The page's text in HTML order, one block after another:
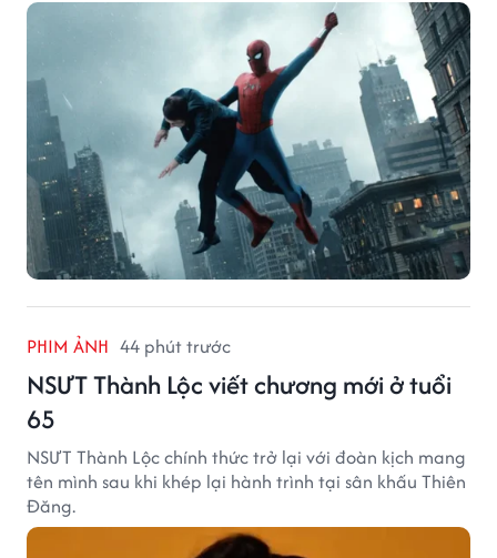
PHIM ẢNH 44 phút trước
NSƯT Thành Lộc viết chương mới ở tuổi
65
NSƯT Thành Lộc chính thức trở lại với đoàn kịch mang
tên mình sau khi khép lại hành trình tại sân khấu Thiên
Đăng.